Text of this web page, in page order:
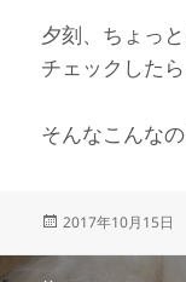
夕刻、ちょっ
チェックした
そんなこんな
投
2017年10月15日
投